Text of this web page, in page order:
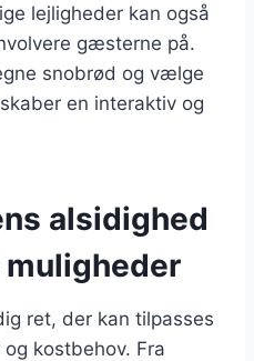
lejligheder kan også
gæsterne på.
snobrød og vælge
en interaktiv og
alsidighed
ret, der kan tilpasses
kostbehov. Fra